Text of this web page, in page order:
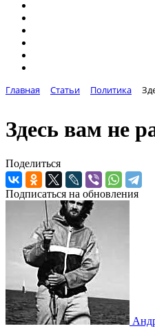
Главная Статьи Политика
Здесь вам не
Поделиться
Подписаться на обновления